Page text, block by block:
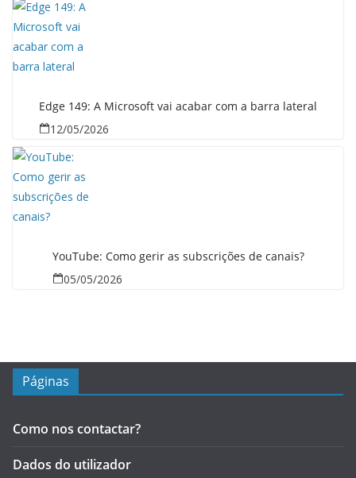
Edge 149: A Microsoft vai acabar com a barra lateral
12/05/2026
YouTube: Como gerir as subscrições de canais?
05/05/2026
Páginas
Como nos contactar?
Dados do utilizador